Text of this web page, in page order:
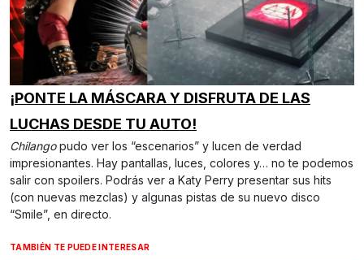
¡PONTE LA MÁSCARA Y DISFRUTA DE LAS
LUCHAS DESDE TU AUTO!
Chilangopudo ver los “escenarios” y lucen de verdad
impresionantes. Hay pantallas, luces, colores y… no te podemos
salir con spoilers. Podrás ver a Katy Perry presentar sus hits
(con nuevas mezclas) y algunas pistas de su nuevo disco
“Smile”, en directo.
TAMBIÉN TE PUEDE INTERESAR